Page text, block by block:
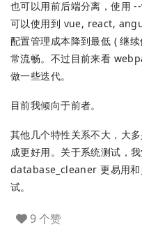
也可以用前后端分离，使用
可以使用到 vue, react,
配置管理成本降到最低 ( 继
常流畅。不过目前来看
做一些迭代。
目前我倾向于前者。
其他几个特性关系不大，大
成更好用。关于系统测试，
database_cleaner 更易用和
试。
9 个赞